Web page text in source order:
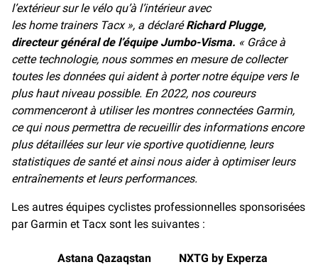
l’extérieur sur le vélo qu’à l’intérieur avec
les home trainers Tacx », a déclaréRichard Plugge,
directeur général de l’équipe Jumbo-Visma. « Grâce à
cette technologie, nous sommes en mesure de collecter
toutes les données qui aident à porter notre équipe vers le
plus haut niveau possible. En 2022, nos coureurs
commenceront à utiliser les montres connectées Garmin,
ce qui nous permettra de recueillir des informations encore
plus détaillées sur leur vie sportive quotidienne, leurs
statistiques de santé et ainsi nous aider à optimiser leurs
entraînements et leurs performances.
Les autres équipes cyclistes professionnelles sponsorisées
par Garmin et Tacx sont les suivantes :
Astana Qazaqstan
NXTG by Experza